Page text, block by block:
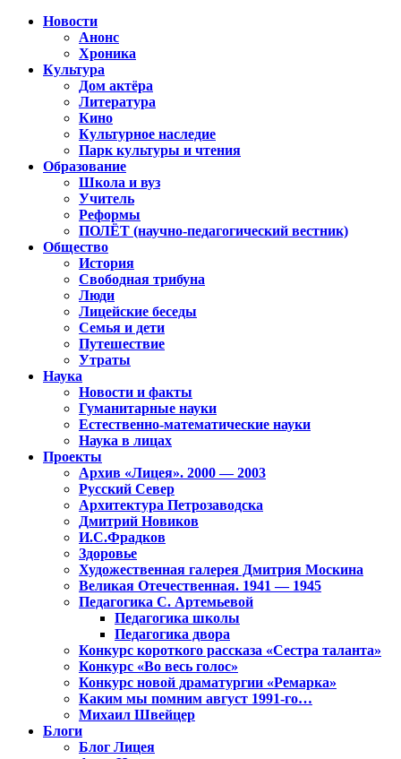
Новости
Анонс
Хроника
Культура
Дом актёра
Литература
Кино
Культурное наследие
Парк культуры и чтения
Образование
Школа и вуз
Учитель
Реформы
ПОЛЁТ (научно-педагогический вестник)
Общество
История
Свободная трибуна
Люди
Лицейские беседы
Семья и дети
Путешествие
Утраты
Наука
Новости и факты
Гуманитарные науки
Естественно-математические науки
Наука в лицах
Проекты
Архив «Лицея». 2000 — 2003
Русский Север
Архитектура Петрозаводска
Дмитрий Новиков
И.С.Фрадков
Здоровье
Художественная галерея Дмитрия Москина
Великая Отечественная. 1941 — 1945
Педагогика С. Артемьевой
Педагогика школы
Педагогика двора
Конкурс короткого рассказа «Сестра таланта»
Конкурс «Во весь голос»
Конкурс новой драматургии «Ремарка»
Каким мы помним август 1991-го…
Михаил Швейцер
Блоги
Блог Лицея